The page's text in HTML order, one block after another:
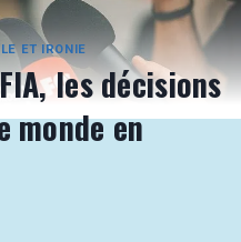
ET IRONIE
les décisions
en